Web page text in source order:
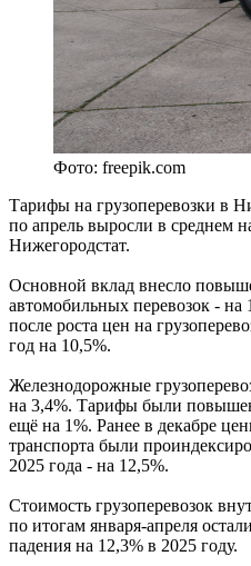
Фото: freepik.com
Тарифы на грузоперевозки в
по апрель выросли в среднем
Нижегородстат.
Основной вклад внесло
автомобильных перевозок - на
после роста цен на
год на 10,5%.
Железнодорожные
на 3,4%. Тарифы были
ещё на 1%. Ранее в декабре
транспорта были
2025 года - на 12,5%.
Стоимость грузоперевозок
по итогам января-апреля
падения на 12,3% в 2025 году.